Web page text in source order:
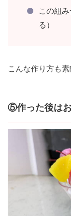
この組
る）
こんな作り方も
⑤作った後は